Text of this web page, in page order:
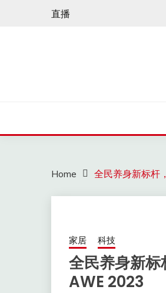
直播
Home 全民养身新标杆
家居 科技
全民养身新
AWE 2023